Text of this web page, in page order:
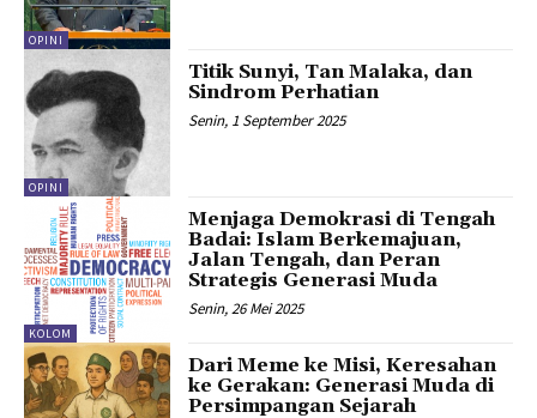
OPINI
OPINI
Titik Sunyi, Tan Malaka, dan
Sindrom Perhatian
Senin, 1 September 2025
KOLOM
Menjaga Demokrasi di Tengah
Badai: Islam Berkemajuan,
Jalan Tengah, dan Peran
Strategis Generasi Muda
Senin, 26 Mei 2025
Dari Meme ke Misi, Keresahan
ke Gerakan: Generasi Muda di
Persimpangan Sejarah